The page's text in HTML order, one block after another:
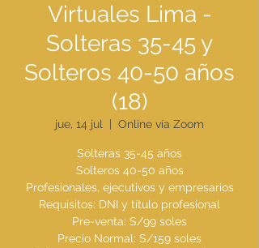
Virtuales Lima -
Solteras 35-45 y
Solteros 40-50 años
(18)
jue, 14 jul Online vía Zoom
Solteras 35-45 años
Solteros 40-50 años
Profesionales, ejecutivos y empresarios
Requisitos: DNI y título profesional
Pre-venta: S/99 soles
Precio Normal: S/159 soles